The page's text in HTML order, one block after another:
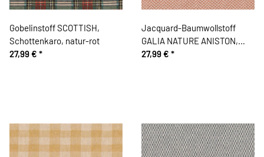
Gobelinstoff SCOTTISH,
Schottenkaro, natur-rot
27,99 € *
Jacquard-Baumwollstoff
GALIA NATURE ANISTON,
Fischgrat, terracotta
27,99 € *